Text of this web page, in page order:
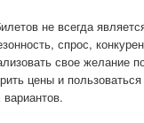
не всегда
спрос,
свое желание
цены и